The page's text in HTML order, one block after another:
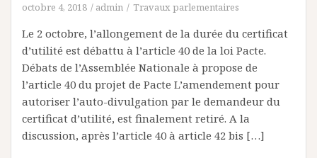
octobre 4, 2018 admin Travaux parlementaires
Le 2 octobre, l’allongement de la durée du certificat
d’utilité est débattu à l’article 40 de la loi Pacte.
Débats de l’Assemblée Nationale à propose de
l’article 40 du projet de Pacte L’amendement pour
autoriser l’auto-divulgation par le demandeur du
certificat d’utilité, est finalement retiré. A la
discussion, après l’article 40 à article 42 bis […]